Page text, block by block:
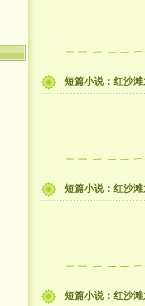
短篇小说：红沙滩
短篇小说：红沙滩
短篇小说：红沙滩